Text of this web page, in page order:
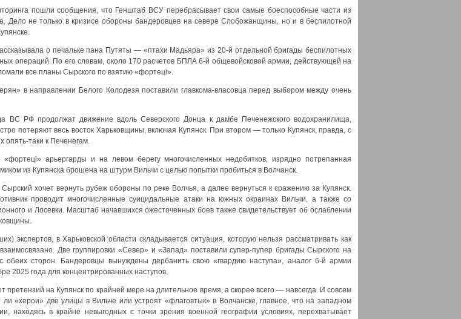
пошли сообщения, что Генштаб ВСУ перебрасывает свои самые боеспособные части из
Дело не только в кризисе обороны бандеровцев на севере Слобожанщины, но и в беспилотной
о печальке пана Путяты — «птахи Мадьяра» из 20-й отдельной бригады беспилотных
операций. По его словам, около 170 расчетов БПЛА 6-й общевойсковой армии, действующей на
все планы Сырского по взятию «фортецi».
в направлении Белого Колодезя поставили главкома-власовца перед выбором между очень
ВС РФ продолжат движение вдоль Северского Донца к дамбе Печенежского водохранилища,
потеряют весь восток Харьковщины, включая Купянск. При втором — только Купянск, правда, с
опять-таки к Печенегам.
«фортецi» арьергарды и на левом берегу многочисленных недобитков, изрядно потрепанная
из Купянска брошена на штурм Вильчи с целью попытки пробиться в Волчанск.
хочет вернуть рубеж обороны по реке Волчья, а далее вернуться к сражению за Купянск.
проводит многочисленные суицидальные атаки на южных окраинах Вильчи, а также со
и Лосевки. Масштаб начавшихся ожесточенных боев также свидетельствует об ослаблении
экспертов, в Харьковской области складывается ситуация, которую нельзя рассматривать как
Две группировки «Север» и «Запад» поставили супер-пупер бригады Сырского на
обеих сторон. Бандеровцы вынуждены дербанить свою «гвардию наступа», аналог 6-й армии
2025 года для концентрированных наступов.
претензий на Купянск по крайней мере на длительное время, а скорее всего — навсегда. И совсем
ли «херои» две улицы в Вильче или устроят «флаговтык» в Волчанске, главное, что на западном
находясь в крайне невыгодных с точки зрения военной географии условиях, перехватывает